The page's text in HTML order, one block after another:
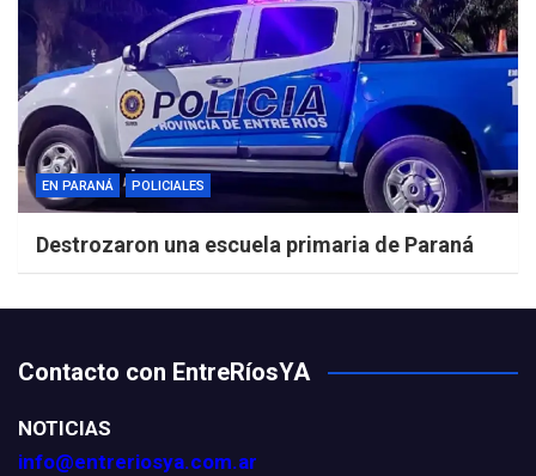
EN PARANÁ POLICIALES
Destrozaron una escuela primaria de Paraná
Contacto con EntreRíosYA
NOTICIAS
info@entreriosya.com.ar